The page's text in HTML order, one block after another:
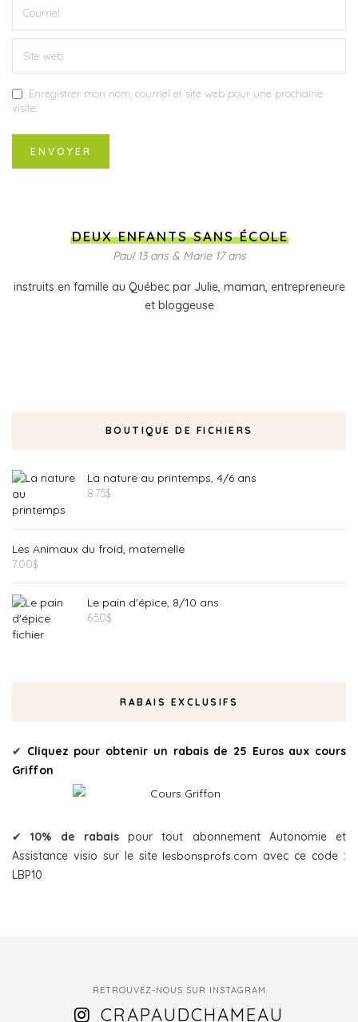
Enregistrer mon nom, courriel et site web pour une prochaine
visite.
DEUX ENFANTS SANS ÉCOLE
Paul 13 ans & Marie 17 ans
instruits en famille au Québec par Julie, maman, entrepreneure
et bloggeuse
BOUTIQUE DE FICHIERS
La nature au printemps, 4/6 ans
8.75$
Les Animaux du froid, maternelle
7.00$
Le pain d'épice, 8/10 ans
6.50$
RABAIS EXCLUSIFS
✔ Cliquez pour obtenir un rabais de 25 Euros aux cours
Griffon
✔10% de rabaispour tout abonnement Autonomie et
Assistance visio sur le site lesbonsprofs.com avec ce code :
LBP10
RETROUVEZ-NOUS SUR INSTAGRAM
CRAPAUDCHAMEAU